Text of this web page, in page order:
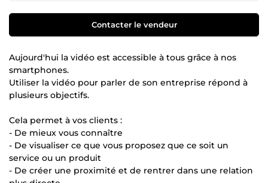
Contacter le vendeur
Aujourd'hui la vidéo est accessible à tous grâce à nos
smartphones.
Utiliser la vidéo pour parler de son entreprise répond à
plusieurs objectifs.
Cela permet à vos clients :
- De mieux vous connaître
- De visualiser ce que vous proposez que ce soit un
service ou un produit
- De créer une proximité et de rentrer dans une relation